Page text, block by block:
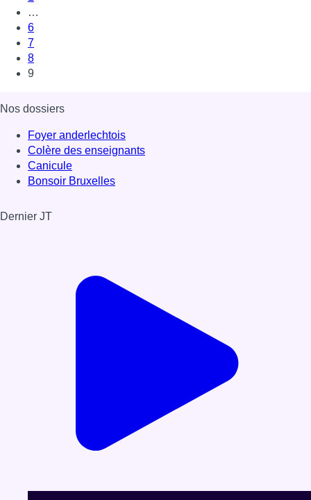
…
6
7
8
9
Nos dossiers
Foyer anderlechtois
Colère des enseignants
Canicule
Bonsoir Bruxelles
Dernier JT